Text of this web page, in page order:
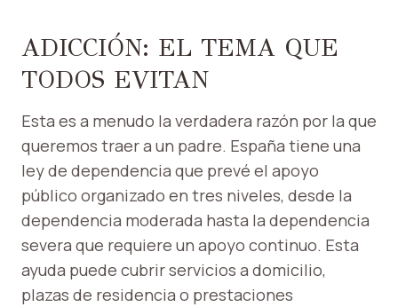
ADICCIÓN: EL TEMA QUE
TODOS EVITAN
Esta es a menudo la verdadera razón por la que
queremos traer a un padre. España tiene una
ley de dependencia que prevé el apoyo
público organizado en tres niveles, desde la
dependencia moderada hasta la dependencia
severa que requiere un apoyo continuo. Esta
ayuda puede cubrir servicios a domicilio,
plazas de residencia o prestaciones